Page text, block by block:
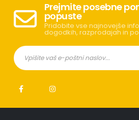
Prejmite posebne
popuste
Pridobite vse najnovejše
dogodkih, razprodajah in